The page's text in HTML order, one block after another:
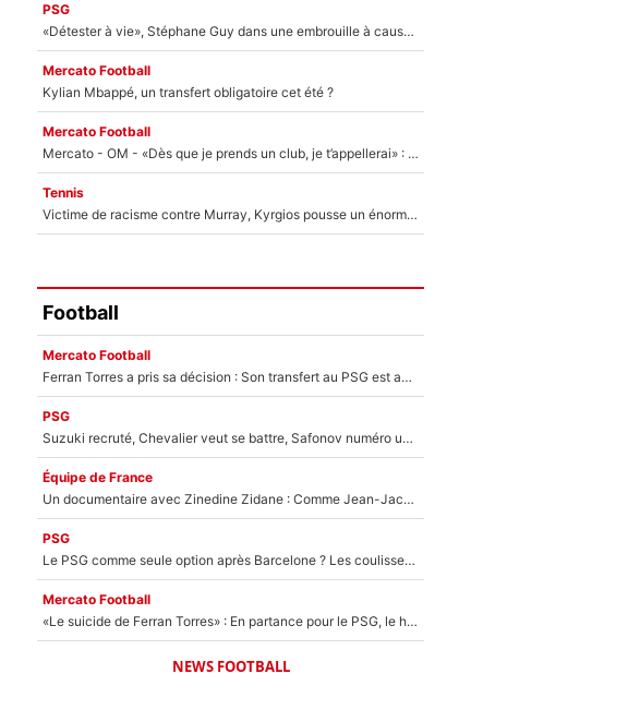
PSG
«Détester à vie», Stéphane Guy dans une embrouille à cause du PSG !
Mercato Football
Kylian Mbappé, un transfert obligatoire cet été ?
Mercato Football
Mercato - OM - «Dès que je prends un club, je t’appellerai» : La promesse de Marcelino au moment de claquer la porte
Tennis
Victime de racisme contre Murray, Kyrgios pousse un énorme coup de gueule !
Football
Mercato Football
Ferran Torres a pris sa décision : Son transfert au PSG est annoncé en Espagne !
PSG
Suzuki recruté, Chevalier veut se battre, Safonov numéro un… Le PSG se lance encore dans un gros chantier pour le poste de gardien de but
Équipe de France
Un documentaire avec Zinedine Zidane : Comme Jean-Jacques Goldman et Mylène Farmer, le nouveau sélectionneur de l'équipe de France a recalé une journaliste très connue
PSG
Le PSG comme seule option après Barcelone ? Les coulisses de la signature historique de Lionel Messi sont révélées au grand jour !
Mercato Football
«Le suicide de Ferran Torres» : En partance pour le PSG, le héros de la finale de la Coupe du monde s'attire les foudres de la presse espagnole !
NEWS FOOTBALL